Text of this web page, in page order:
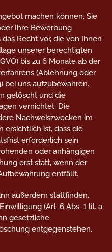
machen können, Sie
Ihre Bewerbung
Recht vor, die von Ihnen
unserer berechtigten
bis zu 6 Monate ab der
(Ablehnung oder
bei uns aufzubewahren.
gelöscht und die
vernichtet. Die
Nachweiszwecken im
ersichtlich ist, dass die
erforderlich sein
oder anhängigen
erst statt, wenn der
entfällt.
außerdem stattfinden,
(Art. 6 Abs. 1 lit. a
gesetzliche
entgegenstehen.